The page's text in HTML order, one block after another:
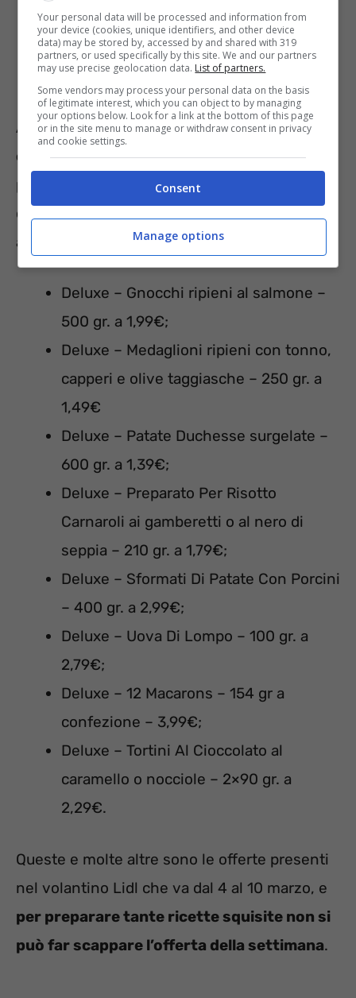
Principesse o Batman – 320 gr.
prezzo scontato solo per questa
settimana a 19,90€;
Anche sullaLinea Deluxeci sono tante
offerte valide dal 4 al 10 marzo, che
permetteranno di preparare pranzi e cene da
chef durante i momenti in famiglia. Ecco
alcune delle proposte:
Deluxe – Gnocchi ripieni al salmone –
500 gr. a 1,99€;
Deluxe – Medaglioni ripieni con tonno,
capperi e olive taggiasche – 250 gr. a
1,49€
Deluxe – Patate Duchesse surgelate –
600 gr. a 1,39€;
Deluxe – Preparato Per Risotto
Carnaroli ai gamberetti o al nero di
seppia – 210 gr. a 1,79€;
Deluxe – Sformati Di Patate Con Porcini
– 400 gr. a 2,99€;
Deluxe – Uova Di Lompo – 100 gr. a
2,79€;
Deluxe – 12 Macarons – 154 gr a
confezione – 3,99€;
Deluxe – Tortini Al Cioccolato al
caramello o nocciole – 2×90 gr. a
2,29€.
Queste e molte altre sono le offerte presenti
nel volantino Lidl che va dal 4 al 10 marzo, e
per preparare tante ricette squisite non si
può far scappare l’offerta della settimana.
Your personal data will be processed and information from
your device (cookies, unique identifiers, and other device
data) may be stored by, accessed by and shared with 319
partners, or used specifically by this site. We and our partners
may use precise geolocation data. List of partners.
Some vendors may process your personal data on the basis
of legitimate interest, which you can object to by managing
your options below. Look for a link at the bottom of this page
or in the site menu to manage or withdraw consent in privacy
and cookie settings.
Consent
Manage options